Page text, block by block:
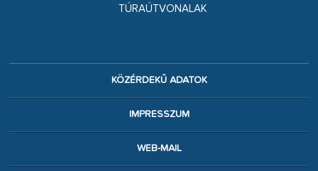
TÚRAÚTVONALAK
KÖZÉRDEKŰ ADATOK
IMPRESSZUM
WEB-MAIL